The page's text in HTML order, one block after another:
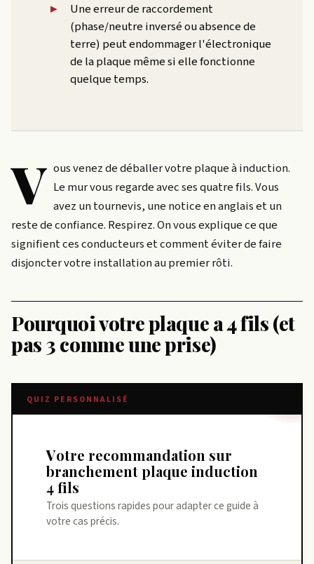
Une erreur de raccordement
(phase/neutre inversé ou absence de
terre) peut endommager l'électronique
de la plaque même si elle fonctionne
quelque temps.
V ous venez de déballer votre plaque à induction.
Le mur vous regarde avec ses quatre fils. Vous
avez un tournevis, une notice en anglais et un
reste de confiance. Respirez. On vous explique ce que
signifient ces conducteurs et comment éviter de faire
disjoncter votre installation au premier rôti.
Pourquoi votre plaque a 4 fils (et
pas 3 comme une prise)
QUIZ PERSONNALISÉ
Votre recommandation sur
branchement plaque induction
4 fils
Trois questions rapides pour adapter ce guide à
votre cas précis.